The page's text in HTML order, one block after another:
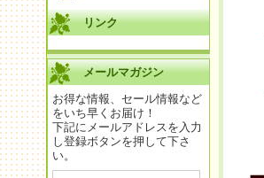
リンク
メールマガジン
お得な情報、セール情報など
をいち早くお届け！
下記にメールアドレスを入力
し登録ボタンを押して下さ
い。